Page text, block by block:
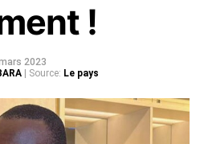
!
2023
| Source: Le pays